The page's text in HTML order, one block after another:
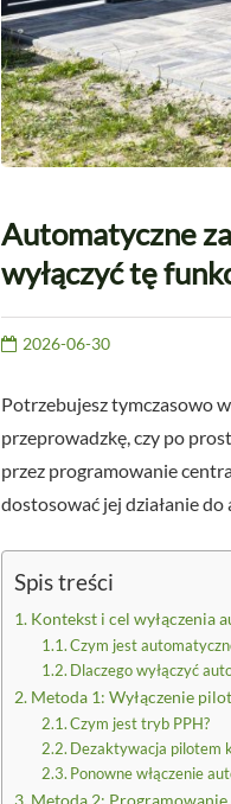
Automatyczne
wyłączyć tę
2026-06-30
Potrzebujesz tymczasowo
przeprowadzkę, czy po
przez programowanie
dostosować jej działanie
Spis treści
Kontekst i cel wyłączenia
Czym jest
Dlaczego wyłączyć
Metoda 1: Wyłączenie
Czym jest tryb PPH?
Dezaktywacja pilotem
Ponowne włączenie